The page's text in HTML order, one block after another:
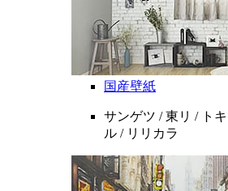
国産壁紙
サンゲツ / 東リ / ト
ル / リリカラ